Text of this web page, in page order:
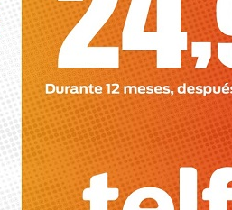
que “la
iniciativas que
nuestros jóvenes”.
funcionamiento de
Oficial de la
LOTERIAS
Bonoloto
Primitiva